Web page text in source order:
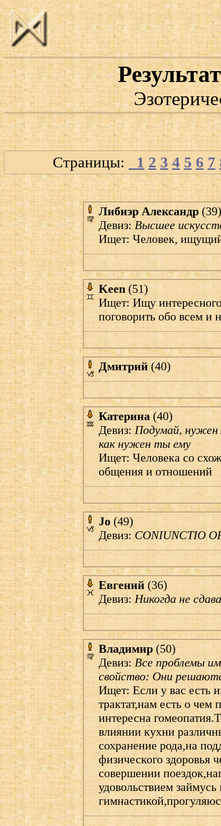
Страницы: 1 2 3 4 5 6 7
Либиэр Александр(39)
Девиз:Высшее
Ищет: Человек,
Keen (51)
Ищет: Ищу
поговорить обо всем и
Дмитрий(40)
Катерина(40)
Девиз:Подумай,
как нужен ты ему
Ищет: Человека со
общения и отношений
Jo (49)
Девиз:CONIUNCTIO
Евгений (36)
Девиз:Никогда не
Владимир(50)
Девиз:Все проблемы
свойство: Они
Ищет: Если у вас есть
трактат,нам есть о чем
интересна
влиянии кухни
сохранение рода,на
физического здоровья
совершении
удовольствием